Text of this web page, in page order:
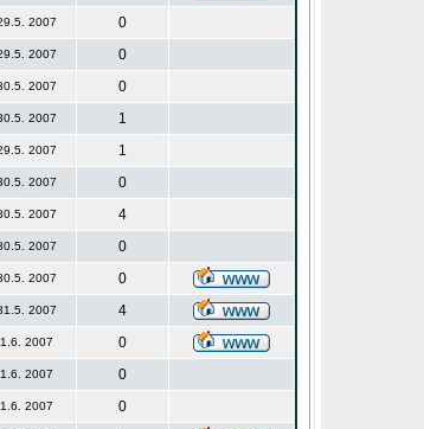
2007
0
2007
0
2007
0
2007
1
2007
1
2007
0
2007
4
2007
0
2007
0
2007
4
1.6. 2007
0
1.6. 2007
0
1.6. 2007
0